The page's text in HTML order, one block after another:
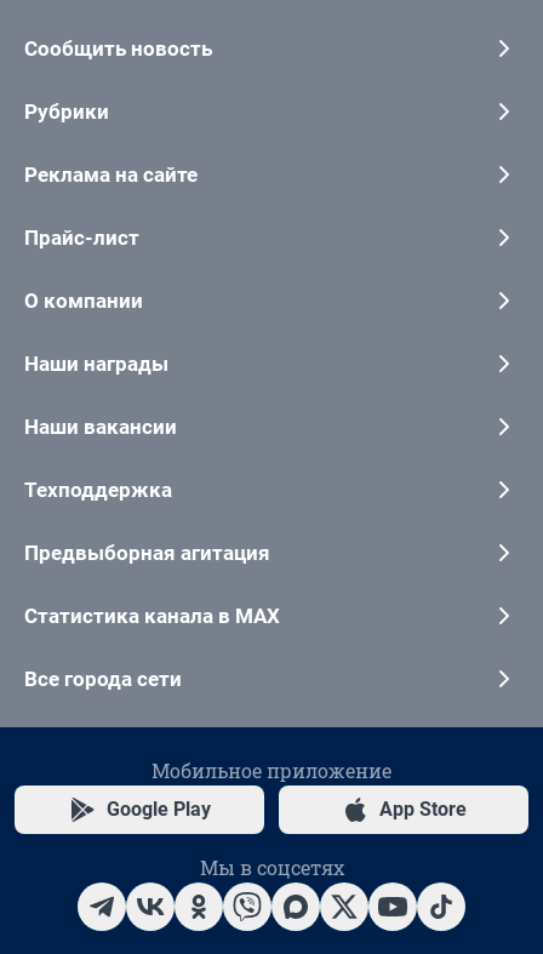
Сообщить новость
Рубрики
Реклама на сайте
Прайс-лист
О компании
Наши награды
Наши вакансии
Техподдержка
Предвыборная агитация
Статистика канала в MAX
Все города сети
Мобильное приложение
Google Play App Store
Мы в соцсетях